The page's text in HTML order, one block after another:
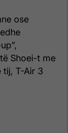
ose
Shoei-t me
tij, T-Air 3